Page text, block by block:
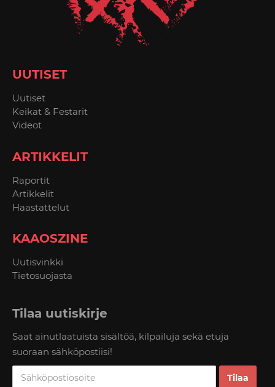
UUTISET
Uutiset
Keikat & Festarit
Videot
ARTIKKELIT
Raportit
Artikkelit
Haastattelut
KAAOSZINE
Uutisvinkki
Tietosuojasta
Tilaa uutiskirje
Saat ainutlaatuista sisältöä, kilpailuja sekä etuja
suoraan sähköpostiisi!